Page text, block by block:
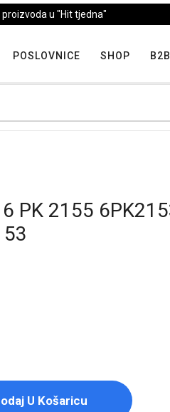
u "Hit tjedna"
POSLOVNICE SHOP B2B
6 PK 2155
U Košaricu